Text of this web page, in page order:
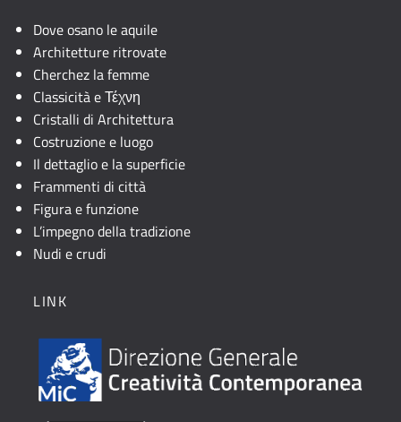
Dove osano le aquile
Architetture ritrovate
Cherchez la femme
Classicità e Τέχνη
Cristalli di Architettura
Costruzione e luogo
Il dettaglio e la superficie
Frammenti di città
Figura e funzione
L’impegno della tradizione
Nudi e crudi
LINK